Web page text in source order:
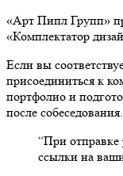
«Арт Пипл Групп»
«Комплектатор
Если вы
присоединиться к
портфолио и
после собеседования.
“При
ссылки на